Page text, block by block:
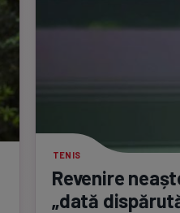
TENIS
Revenire
„dată